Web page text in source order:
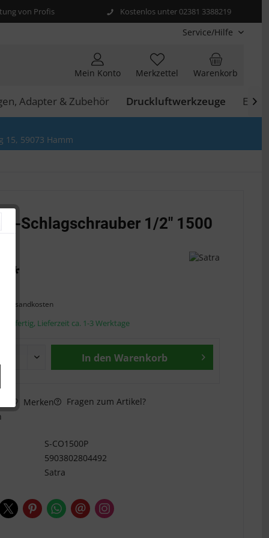
von Profis Kostenlos unter 02381 3388219
Service/Hilfe
Warenkorb
Merkzettel
Mein Konto
Adapter & Zubehör Druckluftwerkzeuge 
15, 59073 Hamm
Schlagschrauber 1/2" 1500
*
Versandkosten
Lieferzeit ca. 1-3 Werktage
In den Warenkorb
Merken
Fragen zum Artikel?
S-CO1500P
5903802804492
Satra